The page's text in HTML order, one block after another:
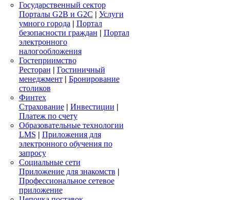
Государственный сектор
Порталы G2B и G2C | Услуги
умного города| Портал
безопасности граждан | Портал
электронного
налогообложения
Гостеприимство
Ресторан | Гостиничный
менеджмент| Бронирование
столиков
Финтех
Страхование| Инвестиции |
Платеж по счету
Образовательные технологии
LMS | Приложения для
электронного обучения по
запросу
Социальные сети
Приложение для знакомств |
Профессиональное сетевое
приложение